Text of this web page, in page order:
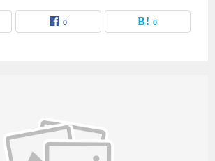
0 0